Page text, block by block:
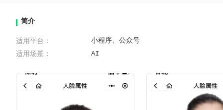
简介
适用平台： 小程序、公众号
适用场景： AI